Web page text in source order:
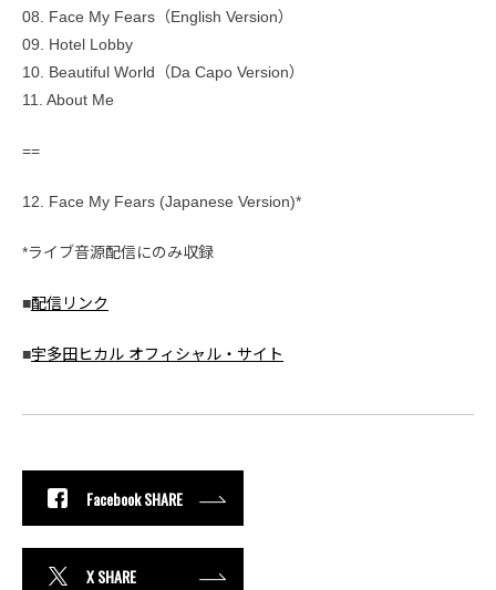
08. Face My Fears（English Version）
09. Hotel Lobby
10. Beautiful World（Da Capo Version）
11. About Me
==
12. Face My Fears (Japanese Version)*
*ライブ音源配信にのみ収録
■配信リンク
■宇多田ヒカル オフィシャル・サイト
Facebook SHARE
X SHARE